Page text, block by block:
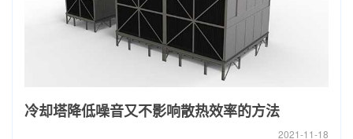
冷却塔降低噪音又不影响散热效率的方法
2021-11-18